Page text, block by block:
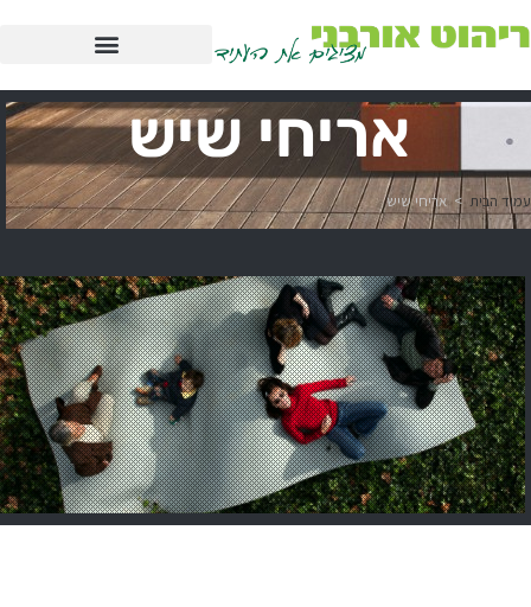
אריחי שיש
עמוד הבית > אריחי שיש